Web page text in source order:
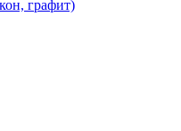
графит)